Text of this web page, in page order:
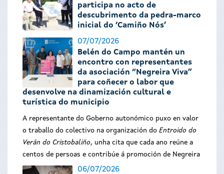
participa no acto de
descubrimento da pedra-marco
inicial do ‘Camiño Nós’
07/07/2026
Belén do Campo mantén un
encontro con representantes
da asociación “Negreira Viva”
para coñecer o labor que
desenvolve na dinamización cultural e
turística do municipio
A representante do Goberno autonómico puxo en valor
o traballo do colectivo na organización do Entroido do
Verán do Cristobaliño, unha cita que cada ano reúne a
centos de persoas e contribúe á promoción de Negreira
06/07/2026